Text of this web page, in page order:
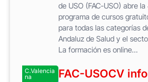
de USO (FAC-USO) abre
programa de cursos
para todas las categorías
Andaluz de Salud y el
La formación es online...
C.Valencia
na
FAC-USOCV